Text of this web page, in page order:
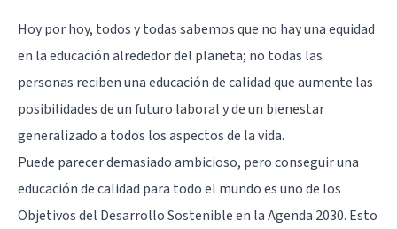
Hoy por hoy, todos y todas sabemos que no hay una equidad
en la educación alrededor del planeta; no todas las
personas reciben una educación de calidad que aumente las
posibilidades de un futuro laboral y de un bienestar
generalizado a todos los aspectos de la vida.
Puede parecer demasiado ambicioso, pero conseguir una
educación de calidad para todo el mundo es uno de los
Objetivos del Desarrollo Sostenible en la Agenda 2030. Esto